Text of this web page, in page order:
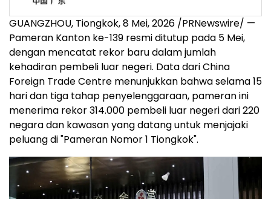
GUANGZHOU, Tiongkok,8 Mei, 2026 /PRNewswire/ —
Pameran Kanton ke-139 resmi ditutup pada 5 Mei,
dengan mencatat rekor baru dalam jumlah
kehadiran pembeli luar negeri. Data dari China
Foreign Trade Centre menunjukkan bahwa selama 15
hari dan tiga tahap penyelenggaraan, pameran ini
menerima rekor 314.000 pembeli luar negeri dari 220
negara dan kawasan yang datang untuk menjajaki
peluang di "Pameran Nomor 1 Tiongkok".